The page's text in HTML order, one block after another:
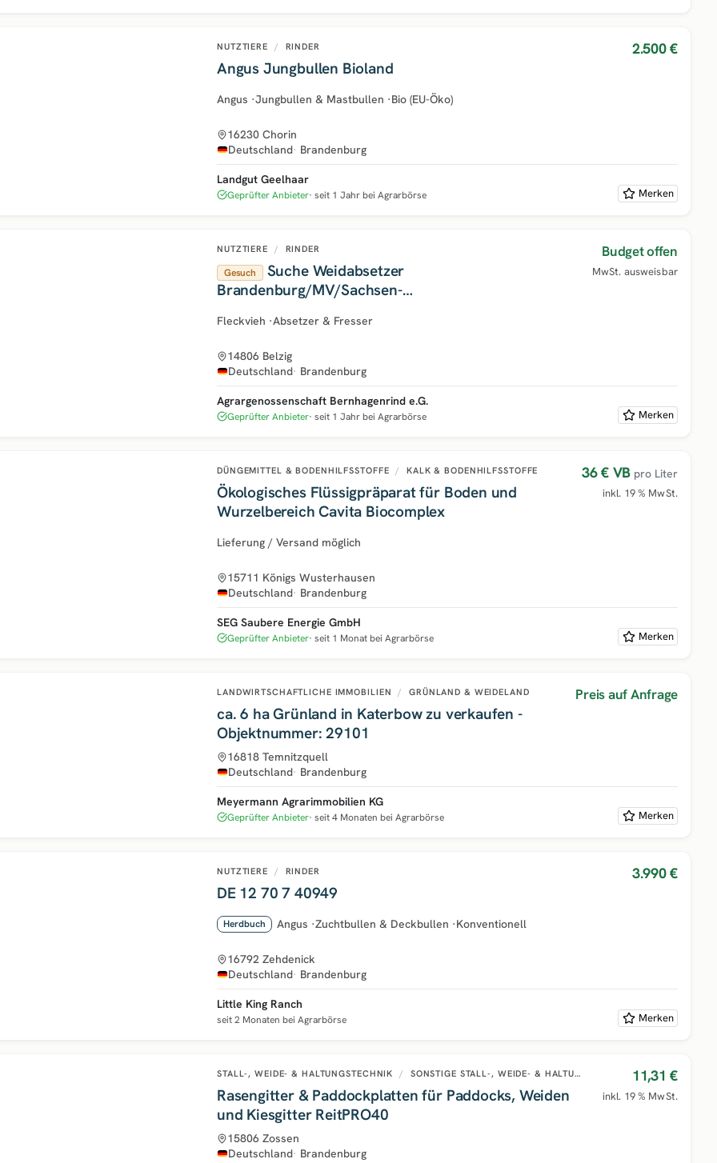
NUTZTIERE / RINDER
Angus Jungbullen Bioland
2.500 €
Angus ·Jungbullen & Mastbullen ·Bio (EU-Öko)
16230 Chorin
Deutschland Brandenburg
Landgut Geelhaar
Geprüfter Anbieter seit 1 Jahr bei Agrarbörse Merken
NUTZTIERE / RINDER
Gesuch
Suche Weidabsetzer
Brandenburg/MV/Sachsen-
Budget offen
MwSt. ausweisbar
Fleckvieh ·Absetzer & Fresser
14806 Belzig
Deutschland Brandenburg
Agrargenossenschaft Bernhagenrind e.G.
Geprüfter Anbieter seit 1 Jahr bei Agrarbörse Merken
DÜNGEMITTEL & BODENHILFSSTOFFE / KALK & BODENHILFSSTOFFE
Ökologisches Flüssigpräparat für Boden und
Wurzelbereich Cavita Biocomplex
36 € VB pro Liter
inkl. 19 % MwSt.
Lieferung / Versand möglich
15711 Königs Wusterhausen
Deutschland Brandenburg
SEG Saubere Energie GmbH
Geprüfter Anbieter seit 1 Monat bei Agrarbörse Merken
LANDWIRTSCHAFTLICHE IMMOBILIEN / GRÜNLAND & WEIDELAND
ca. 6 ha Grünland in Katerbow zu verkaufen -
Objektnummer: 29101
Preis auf Anfrage
16818 Temnitzquell
Deutschland Brandenburg
Meyermann Agrarimmobilien KG
Geprüfter Anbieter seit 4 Monaten bei Agrarbörse Merken
NUTZTIERE / RINDER
DE 12 70 7 40949
3.990 €
Herdbuch Angus ·Zuchtbullen & Deckbullen ·Konventionell
16792 Zehdenick
Deutschland Brandenburg
Little King Ranch
seit 2 Monaten bei Agrarbörse Merken
STALL-, WEIDE- & HALTUNGSTECHNIK / SONSTIGE STALL-, WEIDE- & HALTUNGSTECHNIK
Rasengitter & Paddockplatten für Paddocks, Weiden
und Kiesgitter ReitPRO40
11,31 €
inkl. 19 % MwSt.
15806 Zossen
Deutschland Brandenburg